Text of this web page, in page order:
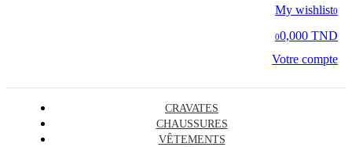
My wishlist0
00,000 TND
Votre compte
CRAVATES
CHAUSSURES
VÊTEMENTS